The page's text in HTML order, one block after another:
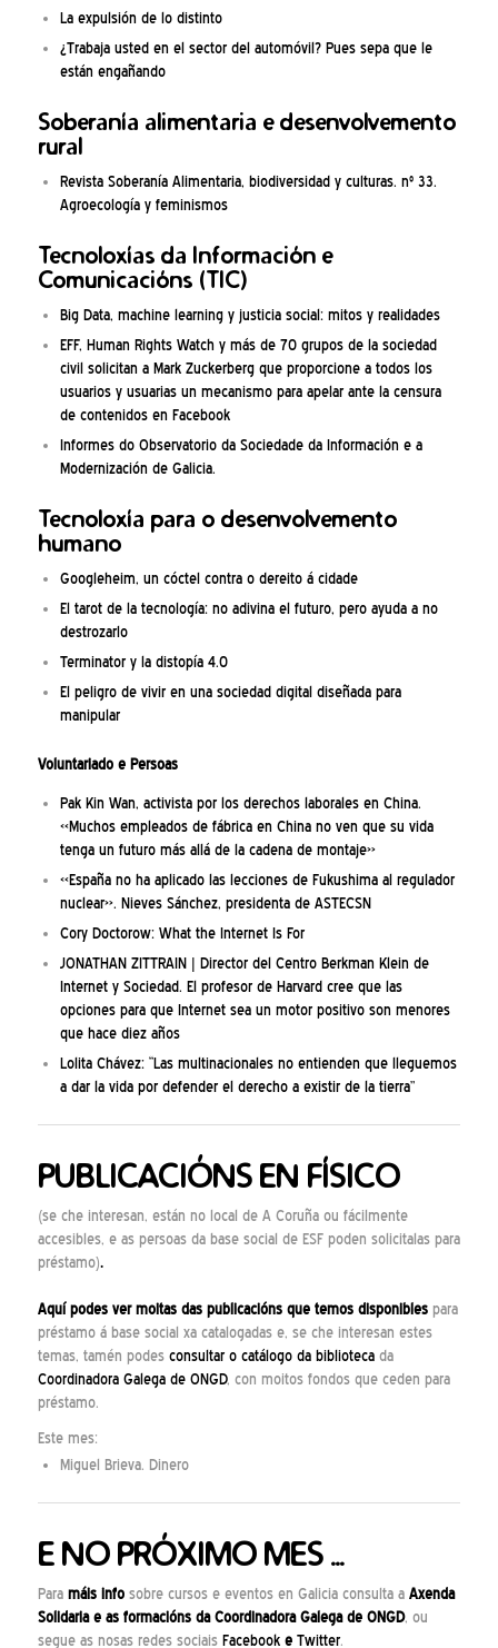
La expulsión de lo distinto
¿Trabaja usted en el sector del automóvil? Pues sepa que le
están engañando
Soberanía alimentaria e desenvolvemento
rural
Revista Soberanía Alimentaria, biodiversidad y culturas. nº 33.
Agroecología y feminismos
Tecnoloxías da Información e
Comunicacións (TIC)
Big Data, machine learning y justicia social: mitos y realidades
EFF, Human Rights Watch y más de 70 grupos de la sociedad
civil solicitan a Mark Zuckerberg que proporcione a todos los
usuarios y usuarias un mecanismo para apelar ante la censura
de contenidos en Facebook
Informes do Observatorio da Sociedade da Información e a
Modernización de Galicia.
Tecnoloxía para o desenvolvemento
humano
Googleheim, un cóctel contra o dereito á cidade
El tarot de la tecnología: no adivina el futuro, pero ayuda a no
destrozarlo
Terminator y la distopía 4.0
El peligro de vivir en una sociedad digital diseñada para
manipular
Voluntariado e Persoas
Pak Kin Wan, activista por los derechos laborales en China.
«Muchos empleados de fábrica en China no ven que su vida
tenga un futuro más allá de la cadena de montaje»
«España no ha aplicado las lecciones de Fukushima al regulador
nuclear». Nieves Sánchez, presidenta de ASTECSN
Cory Doctorow: What the Internet Is For
JONATHAN ZITTRAIN | Director del Centro Berkman Klein de
Internet y Sociedad. El profesor de Harvard cree que las
opciones para que Internet sea un motor positivo son menores
que hace diez años
Lolita Chávez: “Las multinacionales no entienden que lleguemos
a dar la vida por defender el derecho a existir de la tierra”
PUBLICACIÓNS EN FÍSICO
(se che interesan, están no local de A Coruña ou fácilmente
accesibles, e as persoas da base social de ESF poden solicitalas para
préstamo).
Aquípodes ver moitas das publicacións que temos disponiblespara
préstamo á base social xa catalogadas e, se che interesan estes
temas, tamén podes consultar o catálogo da bibliotecada
Coordinadora Galega de ONGD, con moitos fondos que ceden para
préstamo.
Este mes:
Miguel Brieva. Dinero
E NO PRÓXIMO MES …
Para máis infosobre cursos e eventos en Galicia consulta a Axenda
Solidariae as formaciónsda Coordinadora Galega de ONGD, ou
segue as nosas redes sociais Facebooke Twitter.